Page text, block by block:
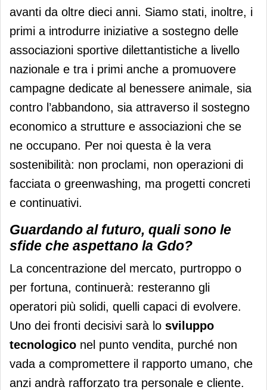
avanti da oltre dieci anni. Siamo stati, inoltre, i
primi a introdurre iniziative a sostegno delle
associazioni sportive dilettantistiche a livello
nazionale e tra i primi anche a promuovere
campagne dedicate al benessere animale, sia
contro l’abbandono, sia attraverso il sostegno
economico a strutture e associazioni che se
ne occupano. Per noi questa è la vera
sostenibilità: non proclami, non operazioni di
facciata o greenwashing, ma progetti concreti
e continuativi.
Guardando al futuro, quali sono le
sfide che aspettano la Gdo?
La concentrazione del mercato, purtroppo o
per fortuna, continuerà: resteranno gli
operatori più solidi, quelli capaci di evolvere.
Uno dei fronti decisivi sarà lo sviluppo
tecnologico nel punto vendita, purché non
vada a compromettere il rapporto umano, che
anzi andrà rafforzato tra personale e cliente.